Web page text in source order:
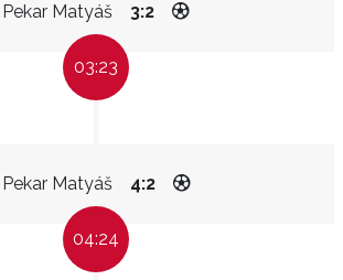
Pekar Matyáš 3:2
03:23
Pekar Matyáš 4:2
04:24